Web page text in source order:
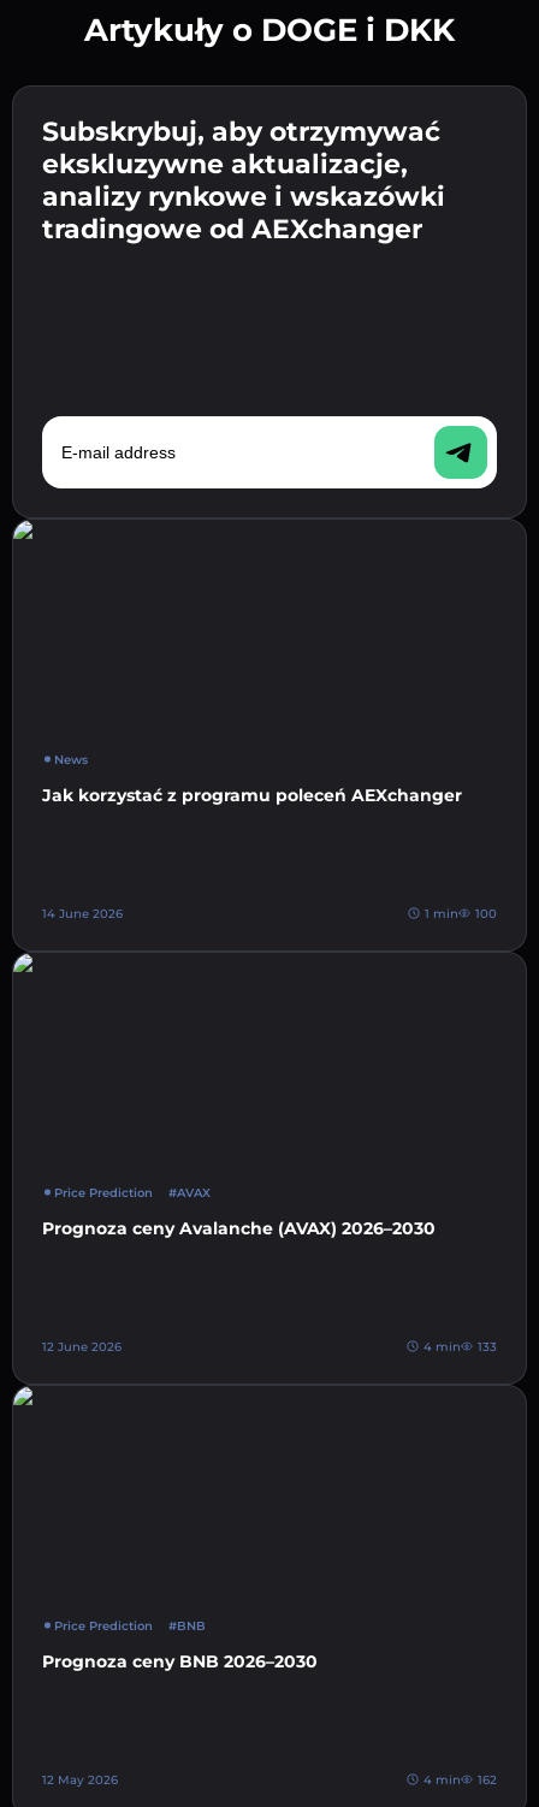
Wpisz adres swojego portfela
kryptowalutowego 👉 przejdź do następnego
kroku.
Potwierdź swoją tożsamość 👉 przejdź do
ostatniego kroku.
Wyślij depozyt 👉 odbierz kryptowalutę lub
walutę fiat w swoim portfelu.
Artykuły o DOGE i DKK
Subskrybuj, aby otrzymywać
ekskluzywne aktualizacje,
analizy rynkowe i wskazówki
tradingowe od AEXchanger
E-mail address
News
Jak korzystać z programu poleceń AEXchanger
14 June 2026 1 min 100
Price Prediction #AVAX
Prognoza ceny Avalanche (AVAX) 2026–2030
12 June 2026 4 min 133
Price Prediction #BNB
Prognoza ceny BNB 2026–2030
12 May 2026 4 min 162